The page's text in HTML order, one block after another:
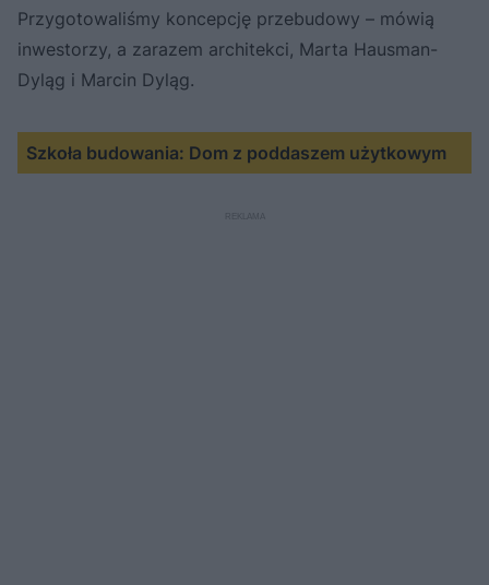
Przygotowaliśmy koncepcję przebudowy – mówią
inwestorzy, a zarazem architekci, Marta Hausman-
Dyląg i Marcin Dyląg.
Szkoła budowania: Dom z poddaszem użytkowym